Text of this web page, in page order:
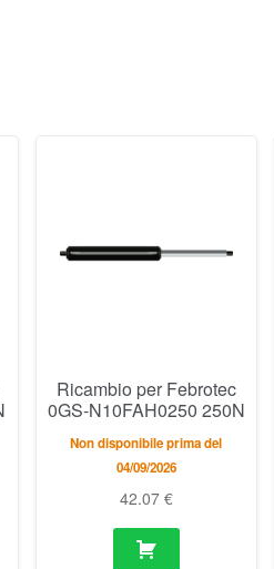
Ricambio per Febrotec
0GS-N10FAH0250 250N
Non disponibile prima del
04/09/2026
42.07 €